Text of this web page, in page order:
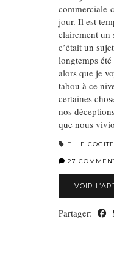
commerciale
jour. Il est
clairement un
c’était un
longtemps
alors que je
tabou à ce
certaines
nos
que nous
ELLE COGITE
27
VOIR
Partager: